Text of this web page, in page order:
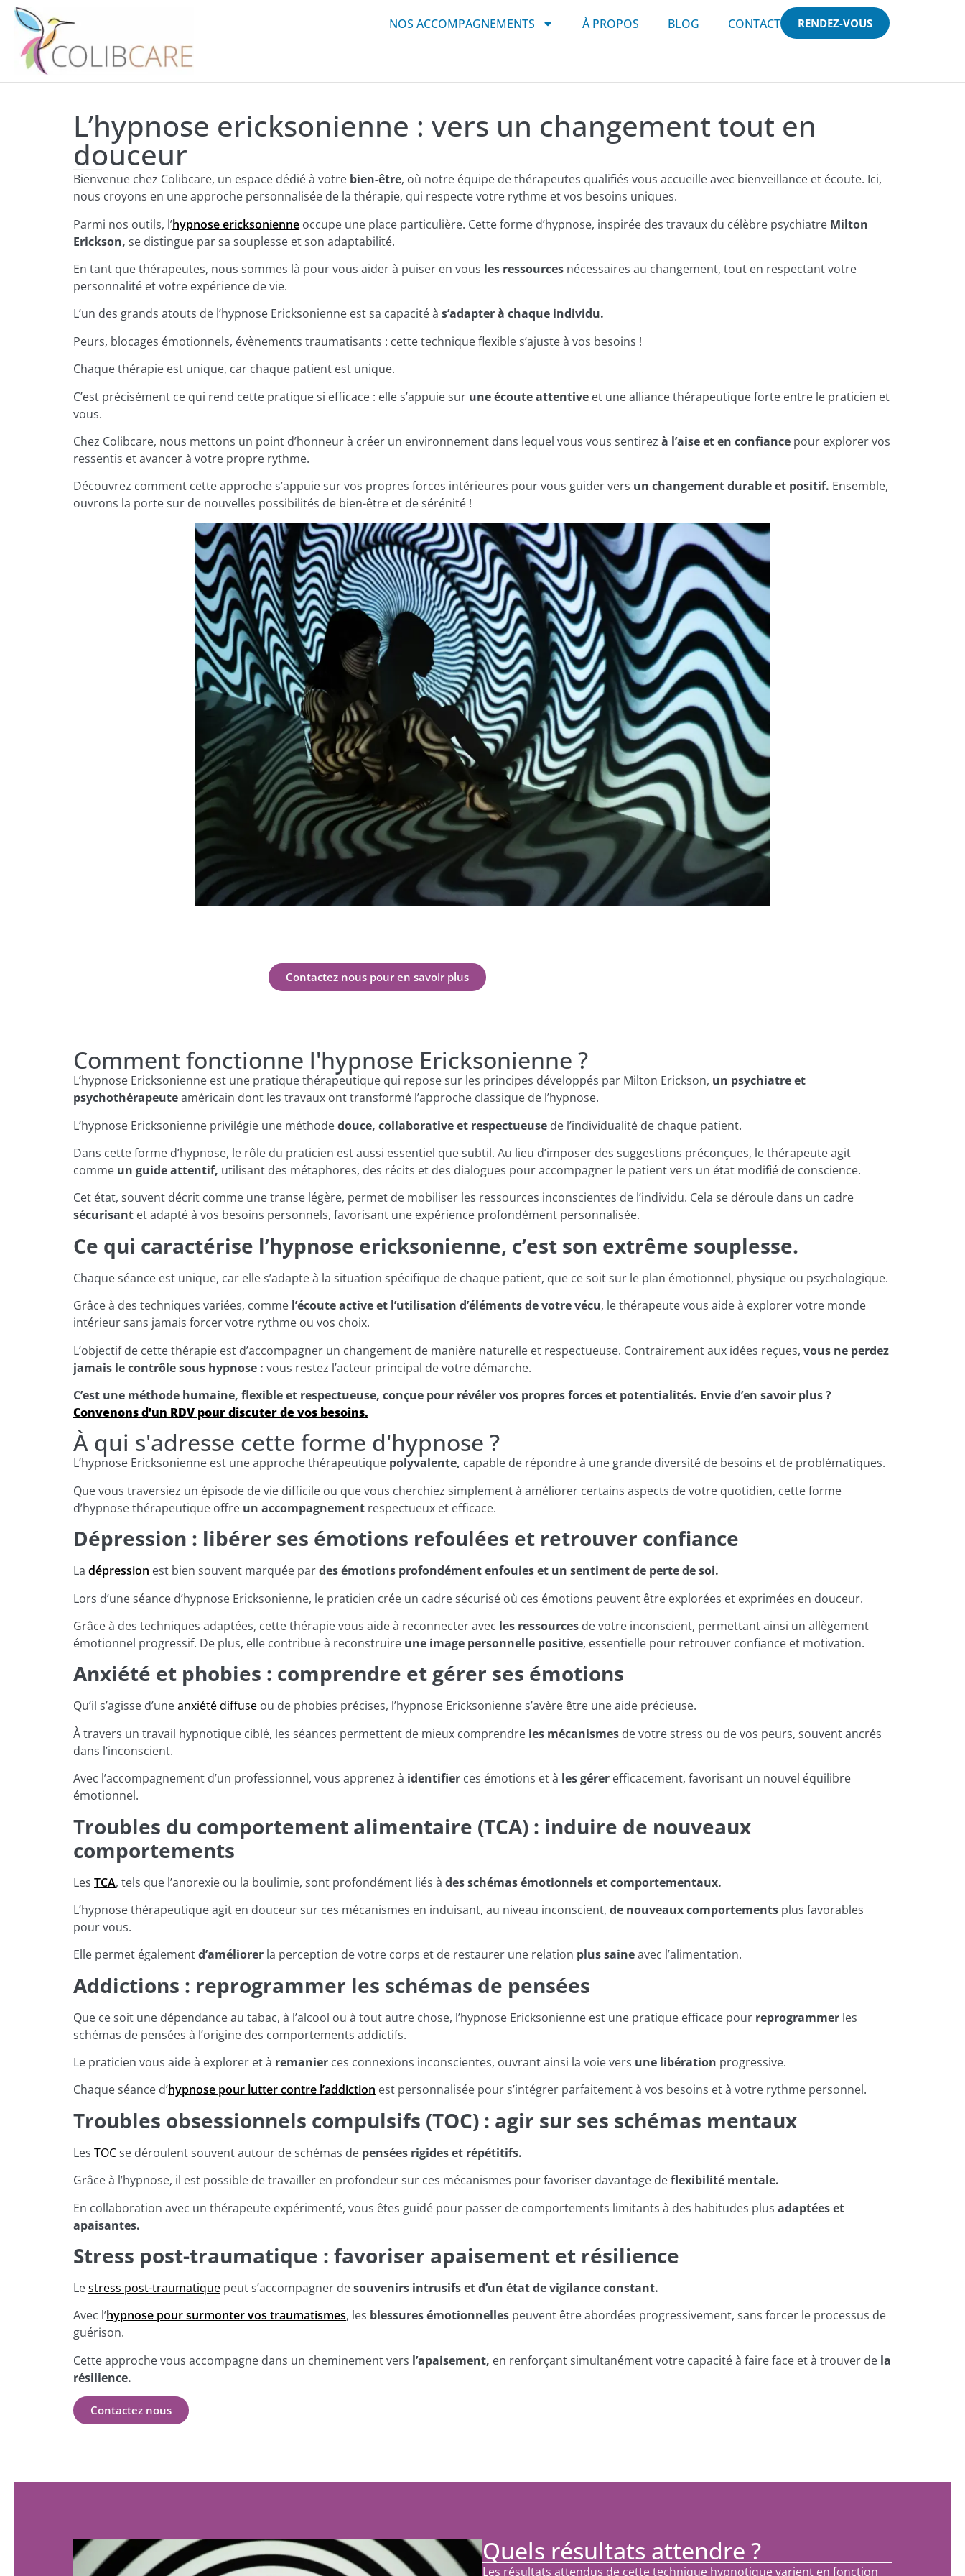
NOS ACCOMPAGNEMENTS À PROPOS BLOG CONTACT RENDEZ-VOUS
L’hypnose ericksonienne : vers un changement tout en
douceur
Bienvenue chez Colibcare, un espace dédié à votre bien-être, où notre équipe de thérapeutes qualifiés vous accueille avec bienveillance et écoute. Ici,
nous croyons en une approche personnalisée de la thérapie, qui respecte votre rythme et vos besoins uniques.
Parmi nos outils, l’hypnose ericksonienne occupe une place particulière. Cette forme d’hypnose, inspirée des travaux du célèbre psychiatre Milton
Erickson, se distingue par sa souplesse et son adaptabilité.
En tant que thérapeutes, nous sommes là pour vous aider à puiser en vous les ressources nécessaires au changement, tout en respectant votre
personnalité et votre expérience de vie.
L’un des grands atouts de l’hypnose Ericksonienne est sa capacité à s’adapter à chaque individu.
Peurs, blocages émotionnels, évènements traumatisants : cette technique flexible s’ajuste à vos besoins !
Chaque thérapie est unique, car chaque patient est unique.
C’est précisément ce qui rend cette pratique si efficace : elle s’appuie sur une écoute attentive et une alliance thérapeutique forte entre le praticien et
vous.
Chez Colibcare, nous mettons un point d’honneur à créer un environnement dans lequel vous vous sentirez à l’aise et en confiance pour explorer vos
ressentis et avancer à votre propre rythme.
Découvrez comment cette approche s’appuie sur vos propres forces intérieures pour vous guider vers un changement durable et positif. Ensemble,
ouvrons la porte sur de nouvelles possibilités de bien-être et de sérénité !
Contactez nous pour en savoir plus
Comment fonctionne l'hypnose Ericksonienne ?
L’hypnose Ericksonienne est une pratique thérapeutique qui repose sur les principes développés par Milton Erickson, un psychiatre et
psychothérapeuteaméricain dont les travaux ont transformé l’approche classique de l’hypnose.
L’hypnose Ericksonienne privilégie une méthodedouce, collaborative et respectueuse de l’individualité de chaque patient.
Dans cette forme d’hypnose, le rôle du praticien est aussi essentiel que subtil. Au lieu d’imposer des suggestions préconçues, le thérapeute agit
comme un guide attentif, utilisant des métaphores, des récits et des dialogues pour accompagner le patient vers un état modifié de conscience.
Cet état, souvent décrit comme une transe légère, permet de mobiliser les ressources inconscientes de l’individu. Cela se déroule dans un cadre
sécurisant et adapté à vos besoins personnels, favorisant une expérience profondément personnalisée.
Ce qui caractérise l’hypnose ericksonienne, c’est son extrême souplesse.
Chaque séance est unique, car elle s’adapte à la situation spécifique de chaque patient, que ce soit sur le plan émotionnel, physique ou psychologique.
Grâce à des techniques variées, comme l’écoute active et l’utilisation d’éléments de votre vécu, le thérapeute vous aide à explorer votre monde
intérieur sans jamais forcer votre rythme ou vos choix.
L’objectif de cette thérapie est d’accompagner un changement de manière naturelle et respectueuse. Contrairement aux idées reçues, vous ne perdez
jamais le contrôle sous hypnose : vous restez l’acteur principal de votre démarche.
C’est une méthode humaine, flexible et respectueuse, conçue pour révéler vos propres forces et potentialités. Envie d’en savoir plus ?
Convenons d’un RDV pour discuter de vos besoins.
À qui s'adresse cette forme d'hypnose ?
L’hypnose Ericksonienne est une approche thérapeutique polyvalente, capable de répondre à une grande diversité de besoins et de problématiques.
Que vous traversiez un épisode de vie difficile ou que vous cherchiez simplement à améliorer certains aspects de votre quotidien, cette forme
d’hypnose thérapeutique offre un accompagnement respectueux et efficace.
Dépression : libérer ses émotions refoulées et retrouver confiance
La dépression est bien souvent marquée pardes émotions profondément enfouies et un sentiment de perte de soi.
Lors d’une séance d’hypnose Ericksonienne, le praticien crée un cadre sécurisé où ces émotions peuvent être explorées et exprimées en douceur.
Grâce à des techniques adaptées, cette thérapie vous aide à reconnecter avec les ressources de votre inconscient, permettant ainsi un allègement
émotionnel progressif. De plus, elle contribue à reconstruire une image personnelle positive, essentielle pour retrouver confiance et motivation.
Anxiété et phobies : comprendre et gérer ses émotions
Qu’il s’agisse d’uneanxiété diffuse ou de phobies précises, l’hypnose Ericksonienne s’avère être une aide précieuse.
À travers un travail hypnotique ciblé, les séances permettent de mieux comprendre les mécanismes de votre stress ou de vos peurs, souvent ancrés
dans l’inconscient.
Avec l’accompagnement d’un professionnel, vous apprenez à identifier ces émotions et à les gérer efficacement, favorisant un nouvel équilibre
émotionnel.
Troubles du comportement alimentaire (TCA) : induire de nouveaux
comportements
Les TCA, tels que l’anorexie ou la boulimie, sont profondément liés à des schémas émotionnels et comportementaux.
L’hypnose thérapeutique agit en douceur sur ces mécanismes en induisant, au niveau inconscient, de nouveaux comportements plus favorables
pour vous.
Elle permet égalementd’améliorer la perception de votre corps et de restaurer une relation plus saineavec l’alimentation.
Addictions : reprogrammer les schémas de pensées
Que ce soit une dépendance au tabac, à l’alcool ou à tout autre chose, l’hypnose Ericksonienne est une pratique efficace pour reprogrammer les
schémas de pensées à l’origine des comportements addictifs.
Le praticien vous aide à explorer et à remanier ces connexions inconscientes, ouvrant ainsi la voie vers une libération progressive.
Chaque séance d’hypnose pour lutter contre l’addiction est personnalisée pour s’intégrer parfaitement à vos besoins et à votre rythme personnel.
Troubles obsessionnels compulsifs (TOC) : agir sur ses schémas mentaux
Les TOCse déroulent souvent autour de schémas de pensées rigides et répétitifs.
Grâce à l’hypnose, il est possible de travailler en profondeur sur ces mécanismes pour favoriser davantage deflexibilité mentale.
En collaboration avec un thérapeute expérimenté, vous êtes guidé pour passer de comportements limitants à des habitudes plus adaptées et
apaisantes.
Stress post-traumatique : favoriser apaisement et résilience
Lestress post-traumatique peut s’accompagner desouvenirs intrusifs et d’un état de vigilance constant.
Avec l’hypnose pour surmonter vos traumatismes, les blessures émotionnelles peuvent être abordées progressivement, sans forcer le processus de
guérison.
Cette approche vous accompagne dans un cheminement vers l’apaisement, en renforçant simultanément votre capacité à faire face et à trouver de la
résilience.
Contactez nous
Quels résultats attendre ?
Les résultats attendus de cette technique hypnotique varient en fonction